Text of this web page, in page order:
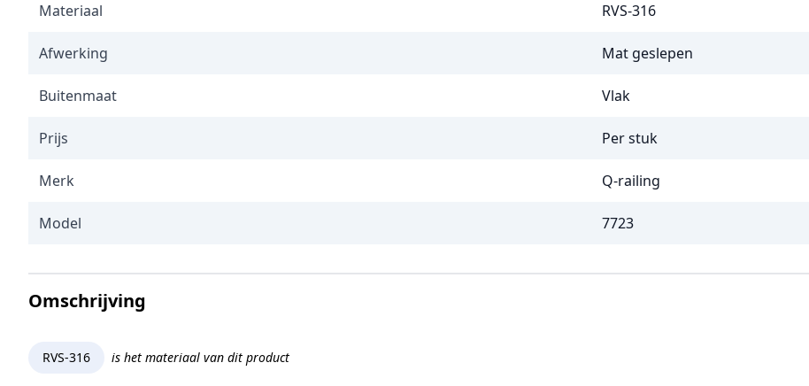
Materiaal RVS-316
Afwerking Mat geslepen
Buitenmaat Vlak
Prijs Per stuk
Merk Q-railing
Model 7723
Omschrijving
RVS-316 is het materiaal van dit product